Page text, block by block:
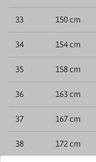
33 150 cm
34 154 cm
35 158 cm
36 163 cm
37 167 cm
38 172 cm